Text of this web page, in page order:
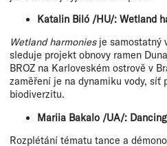
Katalin Biló /HU/: Wetland
Wetland harmoniesje samostatný
sleduje projekt obnovy ramen
BROZ na Karloveském ostrově v
zaměření je na dynamiku vody, síť
biodiverzitu.
Mariia Bakalo /UA/:
Rozplétání tématu tance a